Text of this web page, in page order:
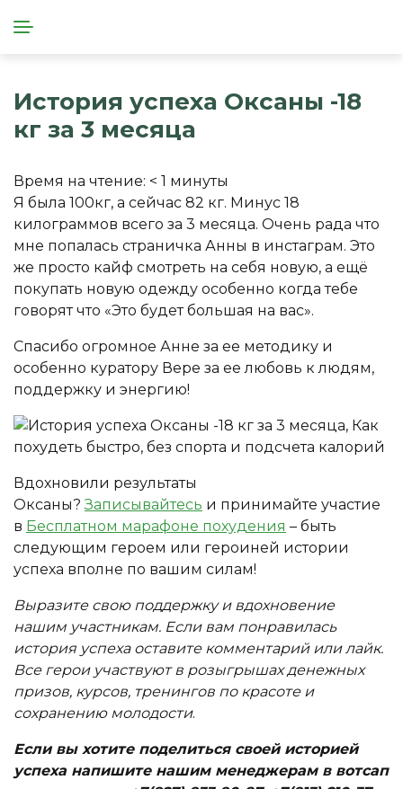
История успеха Оксаны -18
кг за 3 месяца
Время на чтение: < 1 минуты
Я была 100кг, а сейчас 82 кг. Минус 18
килограммов всего за 3 месяца. Очень рада что
мне попалась страничка Анны в инстаграм. Это
же просто кайф смотреть на себя новую, а ещё
покупать новую одежду особенно когда тебе
говорят что «Это будет большая на вас».
Спасибо огромное Анне за ее методику и
особенно куратору Вере за ее любовь к людям,
поддержку и энергию!
Вдохновили результаты
Оксаны?Записывайтесь и принимайте участие
в Бесплатном марафоне похудения – быть
следующим героем или героиней истории
успеха вполне по вашим силам!
Выразите свою поддержку и вдохновение
нашим участникам. Если вам понравилась
история успеха оставите комментарий или лайк.
Все герои участвуют в розыгрышах денежных
призов, курсов, тренингов по красоте и
сохранению молодости.
Если вы хотите поделиться своей историей
успеха напишите нашим менеджерам в вотсап